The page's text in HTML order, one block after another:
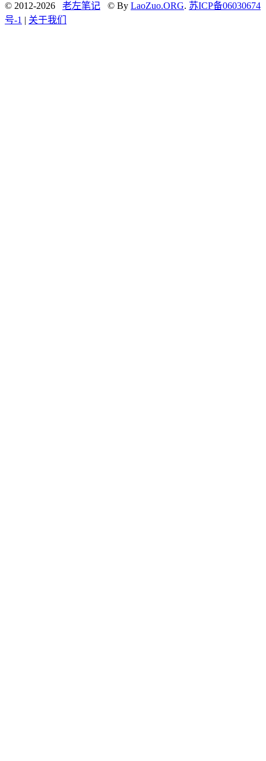
© 2012-2026 老左笔记 © By LaoZuo.ORG. 苏ICP备06030674
号-1 | 关于我们